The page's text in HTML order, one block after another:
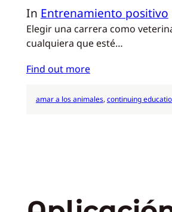
In Entrenamiento positivo
Elegir una carrera como
cualquiera que esté…
Find out more
amar a los animales, continuing